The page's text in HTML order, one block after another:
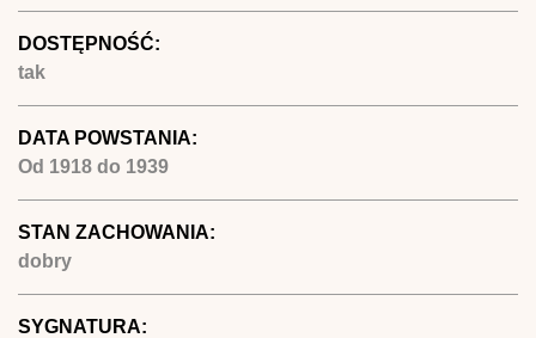
DOSTĘPNOŚĆ:
tak
DATA POWSTANIA:
Od 1918 do 1939
STAN ZACHOWANIA:
dobry
SYGNATURA: